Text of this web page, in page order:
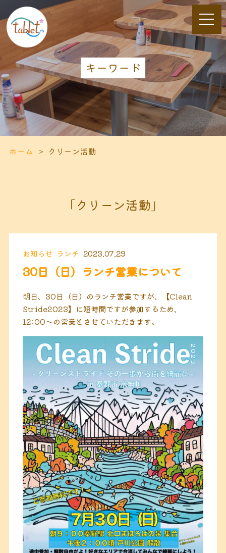
キーワード
ホーム クリーン活動
「クリーン活動」
お知らせ ランチ 2023.07.29
30日（日）ランチ営業について
明日、30日（日）のランチ営業ですが、【Clean
Stride2023】に短時間ですが参加するため、
12:00〜の営業とさせていただきます。